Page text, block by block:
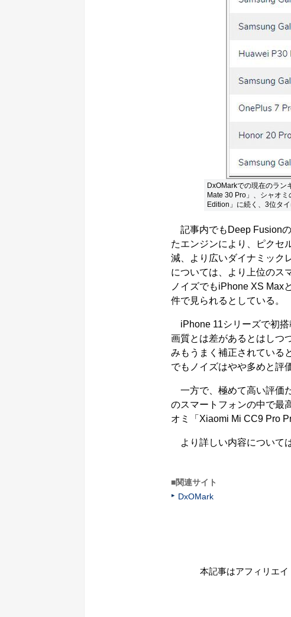
DxOMarkでの現在のラン
Mate 30 Pro」、シャオ
Edition」に続く、3位タ
記事内でもDeep Fusion
たエンジンにより、ピクセ
減、より広いダイナミック
については、より上位のス
ノイズでもiPhone XS Max
件で見られるとしている。
iPhone 11シリーズで初搭
画質とは差があるとはしつ
みもうまく補正されている
でもノイズはやや多めと評
一方で、極めて高い評価
のスマートフォンの中で最
オミ「Xiaomi Mi CC9 Pro
より詳しい内容について
■関連サイト
DxOMark
本記事はアフィリエ